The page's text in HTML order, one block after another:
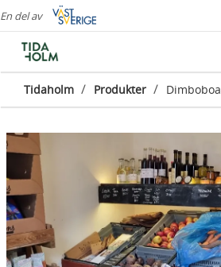
En del av
Tidaholm / Produkter / Dimboboa